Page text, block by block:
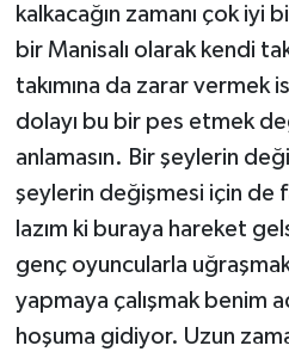
kalkacağın zamanı çok iyi
bir Manisalı olarak kendi
takımına da zarar vermek
dolayı bu bir pes etmek
anlamasın. Bir şeylerin
şeylerin değişmesi için de
lazım ki buraya hareket
genç oyuncularla
yapmaya çalışmak benim
hoşuma gidiyor. Uzun